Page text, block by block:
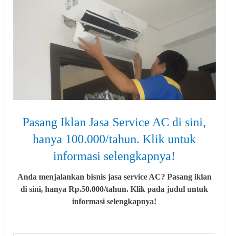
Pasang Iklan Jasa Service AC di sini,
hanya 100.000/tahun. Klik untuk
informasi selengkapnya!
Anda menjalankan bisnis jasa service AC? Pasang iklan
di sini, hanya Rp.50.000/tahun. Klik pada judul untuk
informasi selengkapnya!